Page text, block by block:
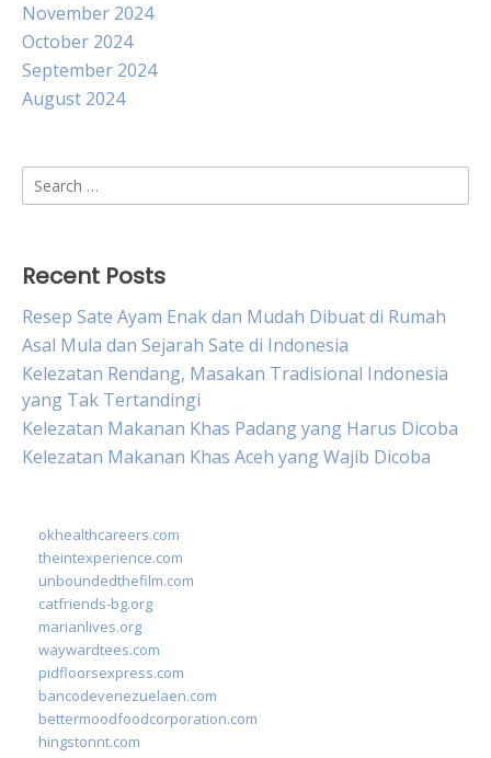
November 2024
October 2024
September 2024
August 2024
Search
for:
Recent Posts
Resep Sate Ayam Enak dan Mudah Dibuat di Rumah
Asal Mula dan Sejarah Sate di Indonesia
Kelezatan Rendang, Masakan Tradisional Indonesia
yang Tak Tertandingi
Kelezatan Makanan Khas Padang yang Harus Dicoba
Kelezatan Makanan Khas Aceh yang Wajib Dicoba
okhealthcareers.com
theintexperience.com
unboundedthefilm.com
catfriends-bg.org
marianlives.org
waywardtees.com
pidfloorsexpress.com
bancodevenezuelaen.com
bettermoodfoodcorporation.com
hingstonnt.com